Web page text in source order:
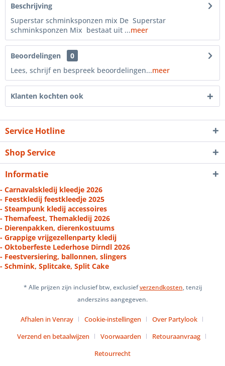
Beschrijving
Superstar schminksponzen mix De Superstar
schminksponzen Mix bestaat uit ...meer
Beoordelingen
0
Lees, schrijf en bespreek beoordelingen...meer
Klanten kochten ook
Service Hotline
Shop Service
Informatie
- Carnavalskledij kleedje 2026
- Feestkledij feestkleedje 2025
- Steampunk kledij accessoires
- Themafeest, Themakledij 2026
- Dierenpakken, dierenkostuums
- Grappige vrijgezellenparty kledij
- Oktoberfeste Lederhose Dirndl 2026
- Feestversiering, ballonnen, slingers
- Schmink, Splitcake, Split Cake
* Alle prijzen zijn inclusief btw, exclusiefverzendkosten, tenzij
anderszins aangegeven.
Afhalen in Venray Cookie-instellingen
Over Partylook
Verzend en betaalwijzen
Voorwaarden
Retouraanvraag
Retourrecht